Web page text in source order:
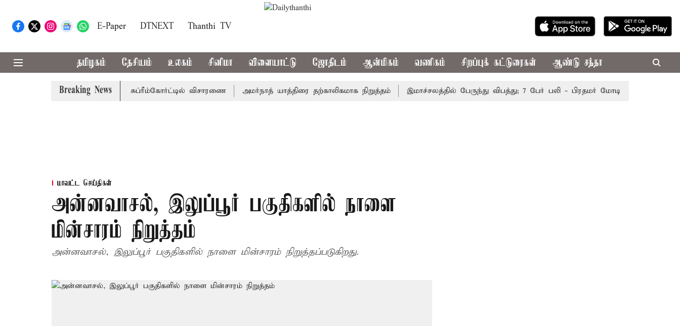
E-Paper DTNEXT Thanthi TV
தமிழகம் தேசியம் உலகம் சினிமா விளையாட்டு ஜோதிடம் ஆன்மிகம் வணிகம் சிறப்புக் கட்டுரைகள் ஆண்டு சந்தா
Breaking News
வழக்கு; வரும் 14ம்தேதி சுப்ரீம்கோர்ட்டில் விசாரணை அமர்நாத் யாத்திரை தற்காலிகமாக நிறுத்தம் இமாச்சலத்தில் பேருந்து விபத்து; 7 பேர் பலி - பிரதமர் மோடி இரங்கல்
மாவட்ட செய்திகள்
அன்னவாசல், இலுப்பூர் பகுதிகளில் நாளை
மின்சாரம் நிறுத்தம்
அன்னவாசல், இலுப்பூர் பகுதிகளில் நாளை மின்சாரம் நிறுத்தப்படுகிறது.